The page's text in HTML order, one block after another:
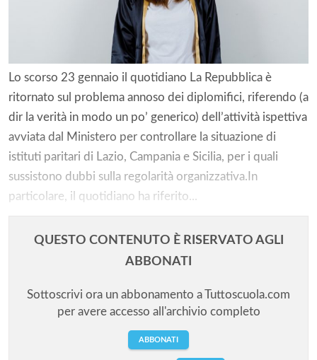
Lo scorso 23 gennaio il quotidiano La Repubblica è
ritornato sul problema annoso dei diplomifici, riferendo (a
dir la verità in modo un po’ generico) dell’attività ispettiva
avviata dal Ministero per controllare la situazione di
istituti paritari di Lazio, Campania e Sicilia, per i quali
sussistono dubbi sulla regolarità organizzativa.In
particolare, il quotidiano ha riferito...
QUESTO CONTENUTO È RISERVATO AGLI
ABBONATI
Sottoscrivi ora un abbonamento a Tuttoscuola.com
per avere accesso all'archivio completo
ABBONATI